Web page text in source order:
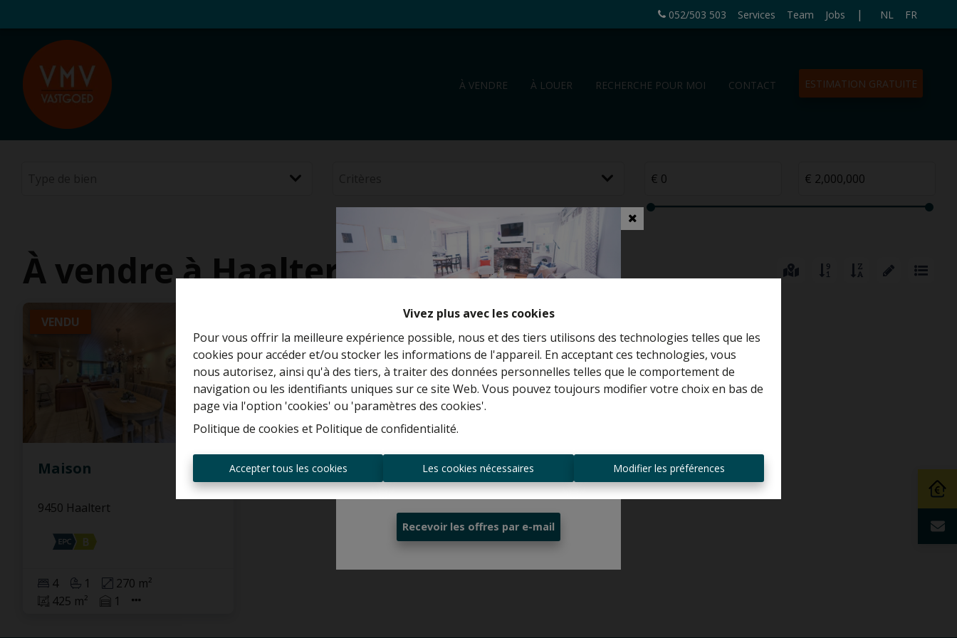
Vivez plus avec les cookies
Pour vous offrir la meilleure expérience possible, nous et des tiers utilisons des technologies telles que les
cookies pour accéder et/ou stocker les informations de l'appareil. En acceptant ces technologies, vous
nous autorisez, ainsi qu'à des tiers, à traiter des données personnelles telles que le comportement de
navigation ou les identifiants uniques sur ce site Web. Vous pouvez toujours modifier votre choix en bas de
page via l'option 'cookies' ou 'paramètres des cookies'.
Politique de cookies et Politique de confidentialité.
Accepter tous les cookies Les cookies nécessaires Modifier les préférences
052/503 503 Services Team Jobs | NL FR
À VENDRE À LOUER RECHERCHE POUR MOI CONTACT ESTIMATION GRATUITE
À vendre à Haaltert
VENDU
Maison
9450 Haaltert
4 1
270 m²
425 m²
1
Curieux de connaître la valeur de votre
maison ?
Estimation gratuite
Toujours être le premier informé des
nouvelles offres ?
Recevoir les offres par e-mail